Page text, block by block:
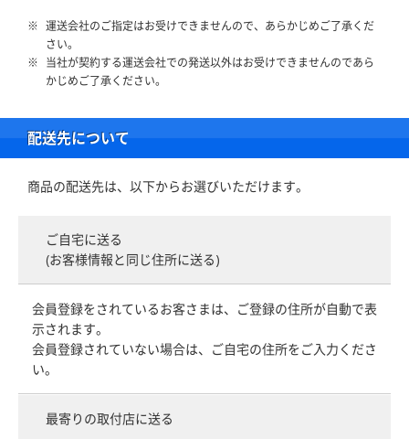
運送会社のご指定はお受けできませんので、あらかじめご了承くだ
さい。
当社が契約する運送会社での発送以外はお受けできませんのであら
かじめご了承ください。
配送先について
商品の配送先は、以下からお選びいただけます。
ご自宅に送る
(お客様情報と同じ住所に送る)
会員登録をされているお客さまは、ご登録の住所が自動で表
示されます。
会員登録されていない場合は、ご自宅の住所をご入力くださ
い。
最寄りの取付店に送る